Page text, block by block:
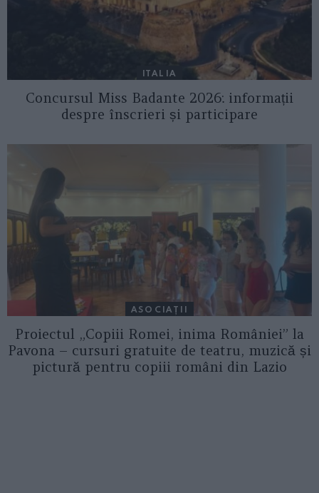
ITALIA
Concursul Miss Badante 2026: informații
despre înscrieri și participare
ASOCIAŢII
Proiectul „Copiii Romei, inima României” la
Pavona – cursuri gratuite de teatru, muzică și
pictură pentru copiii români din Lazio